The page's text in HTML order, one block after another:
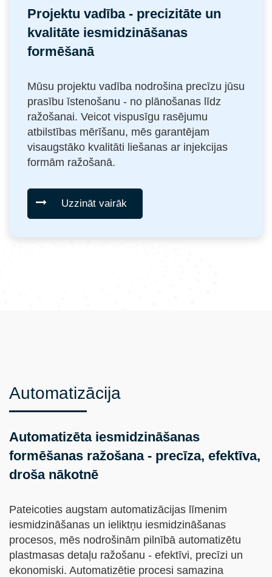
Projektu vadība - precizitāte un
kvalitāte iesmidzināšanas
formēšanā
Mūsu projektu vadība nodrošina precīzu jūsu
prasību īstenošanu - no plānošanas līdz
ražošanai. Veicot vispusīgu rasējumu
atbilstības mērīšanu, mēs garantējam
visaugstāko kvalitāti liešanas ar injekcijas
formām ražošanā.
Uzzināt vairāk
Automatizācija
Automatizēta iesmidzināšanas
formēšanas ražošana - precīza, efektīva,
droša nākotnē
Pateicoties augstam automatizācijas līmenim
iesmidzināšanas un ieliktņu iesmidzināšanas
procesos, mēs nodrošinām pilnībā automatizētu
plastmasas detaļu ražošanu - efektīvi, precīzi un
ekonomiski. Automatizētie procesi samazina